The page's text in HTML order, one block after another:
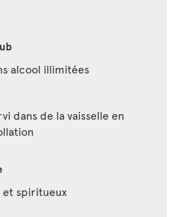
alcool illimitées
dans de la vaisselle en
et spiritueux